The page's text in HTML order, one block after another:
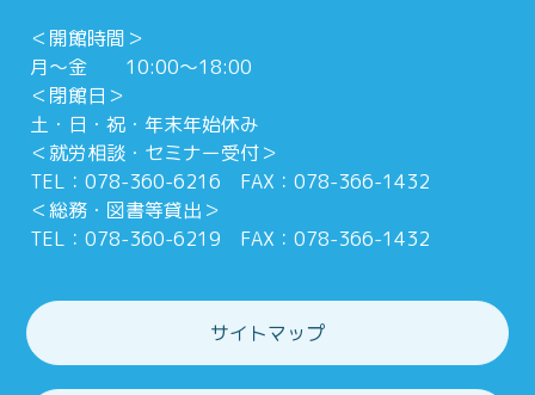
＜開館時間＞
月～金 10:00～18:00
＜閉館日＞
土・日・祝・年末年始休み
＜就労相談・セミナー受付＞
TEL：078-360-6216 FAX：078-366-1432
＜総務・図書等貸出＞
TEL：078-360-6219 FAX：078-366-1432
サイトマップ